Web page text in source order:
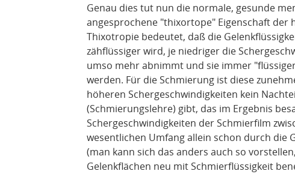
Genau dies tut nun die normale, gesunde
angesprochene "thixortope" Eigenschaft der
Thixotropie bedeutet, daß die
zähflüssiger wird, je niedriger die
umso mehr abnimmt und sie immer
werden. Für die Schmierung ist diese
höheren Schergeschwindigkeiten kein
(Schmierungslehre) gibt, das im Ergebnis
Schergeschwindigkeiten der Schmierfilm
wesentlichen Umfang allein schon durch die
(man kann sich das anders auch so
Gelenkflächen neu mit Schmierflüssigkeit